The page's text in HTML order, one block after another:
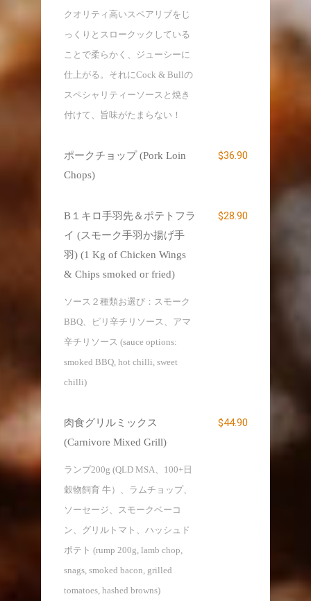
クオリティ高いスペアリブをじ
っくりとスロークックしている
ことで柔らかく、ジューシーに
仕上がる。それにCock & Bullの
スペシャリティーソースと焼き
付けて、旨味がたまらない！
ポークチョップ (Pork Loin
Chops)
$36.90
B１キロ手羽先＆ポテトフラ
イ (スモーク手羽か揚げ手
羽) (1 Kg of Chicken Wings
& Chips smoked or fried)
ソース２種類お選び：スモーク
BBQ、ピリ辛チリソース、アマ
辛チリソース (sauce options:
smoked BBQ, hot chilli, sweet
chilli)
$28.90
肉食グリルミックス
(Carnivore Mixed Grill)
ランプ200g (QLD MSA、100+日
穀物飼育 牛）、ラムチョップ、
ソーセージ、スモークベーコ
ン、グリルトマト、ハッシュド
ポテト (rump 200g, lamb chop,
snags, smoked bacon, grilled
tomatoes, hashed browns)
$44.90